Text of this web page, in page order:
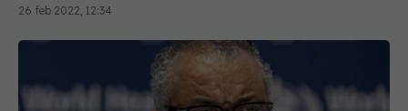
26 feb 2022, 12:34